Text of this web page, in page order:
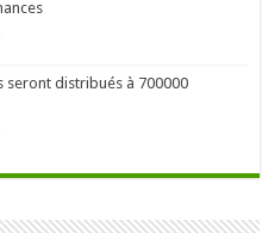
seront distribués à 700000